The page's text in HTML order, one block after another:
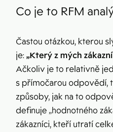
Co je to RFM
Častou otázkou, kterou
je:„Který z mých
Ačkoliv je to relativně
s přímočarou odpovědí,
způsoby, jak na to
definuje „hodnotného
zákazníci, kteří utratí